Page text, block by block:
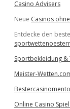
Casino Advisers
Neue Casinos
Entdecke den
Sportbekleidung &
Meister-
Online Casino